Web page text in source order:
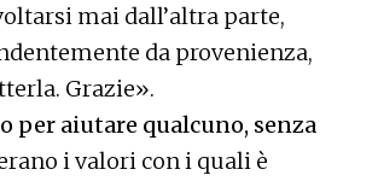
mai dall’altra parte,
da provenienza,
Grazie».
per aiutare qualcuno, senza
i valori con i quali è